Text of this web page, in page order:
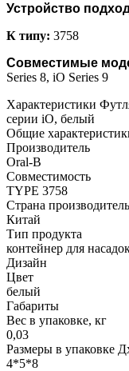
Устройство
К типу: 3758
Совместимые
Series 8, iO Series 9
Характеристики
серии iO, белый
Общие
Производитель
Oral-B
Совместимость
TYPE 3758
Страна производитель
Китай
Тип продукта
контейнер для
Дизайн
Цвет
белый
Габариты
Вес в упаковке, кг
0,03
Размеры в упаковке
4*5*8